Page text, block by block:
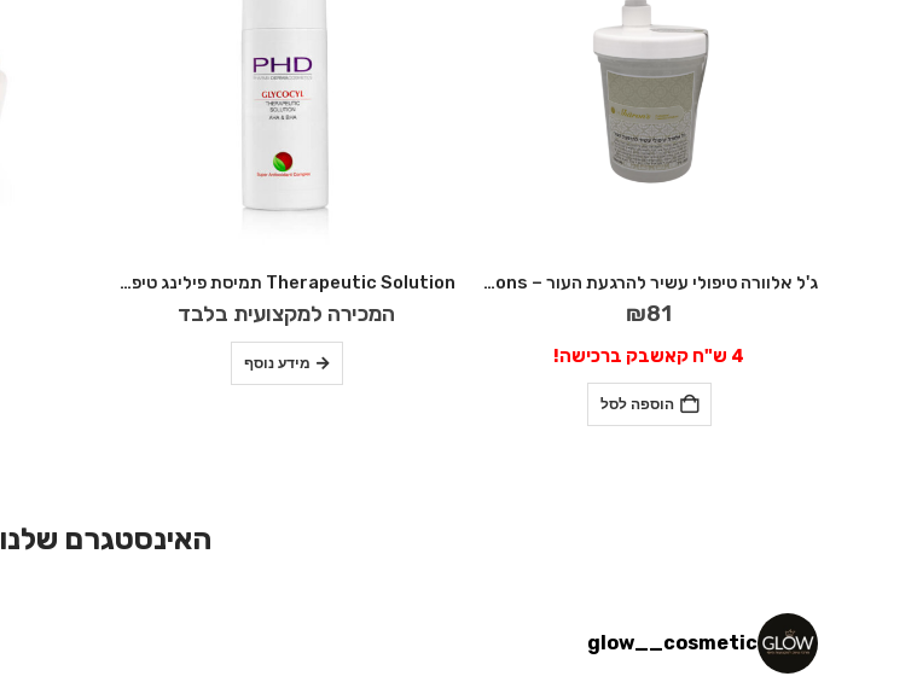
ג'ל אלוורה טיפולי עשיר להרגעת העור – Sharons
₪81
4 ש"ח קאשבק ברכישה!
הוספה לסל
Therapeutic Solution תמיסת פילינג טיפולית 500 מ״ל – PHD
המכירה למקצועית בלבד
מידע נוסף
האינסטגרם שלנו
glow__cosmetic